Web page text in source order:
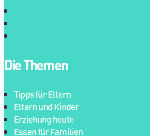
Die Themen
Tipps für Eltern
Eltern und Kinder
Erziehung heute
Essen für Familien